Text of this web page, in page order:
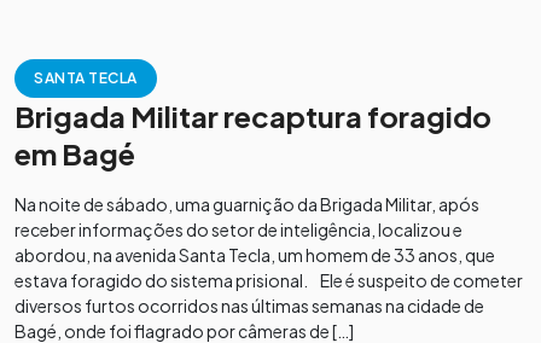
SANTA TECLA
Brigada Militar recaptura foragido
em Bagé
Na noite de sábado, uma guarnição da Brigada Militar, após
receber informações do setor de inteligência, localizou e
abordou, na avenida Santa Tecla, um homem de 33 anos, que
estava foragido do sistema prisional. Ele é suspeito de cometer
diversos furtos ocorridos nas últimas semanas na cidade de
Bagé, onde foi flagrado por câmeras de […]